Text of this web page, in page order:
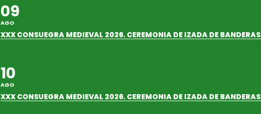
09
AGO
XXX CONSUEGRA MEDIEVAL 2026. CEREMONIA DE IZADA DE BANDERAS
10
AGO
XXX CONSUEGRA MEDIEVAL 2026. CEREMONIA DE IZADA DE BANDERAS